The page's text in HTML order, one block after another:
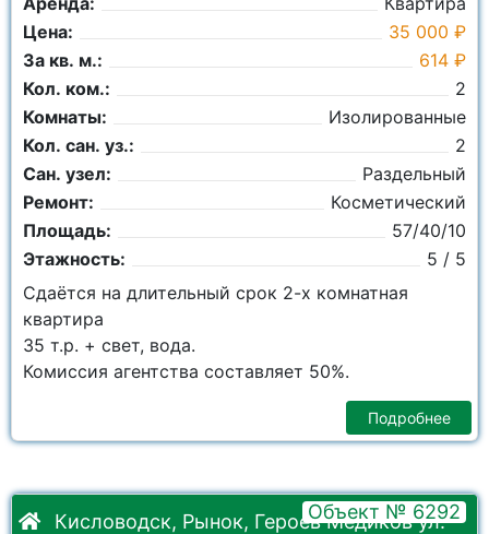
Цена:
35 000 ₽
За кв. м.:
614 ₽
Кол. ком.:
2
Комнаты:
Изолированные
Кол. сан. уз.:
2
Сан. узел:
Раздельный
Ремонт:
Косметический
Площадь:
57/40/10
Этажность:
5 / 5
Сдаётся на длительный срок 2-х комнатная
квартира
35 т.р. + свет, вода.
Комиссия агентства составляет 50%.
Подробнее
Кисловодск, Рынок, Героев Медиков ул.
Объект № 6292